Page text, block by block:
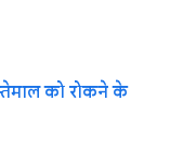
को रोकने के